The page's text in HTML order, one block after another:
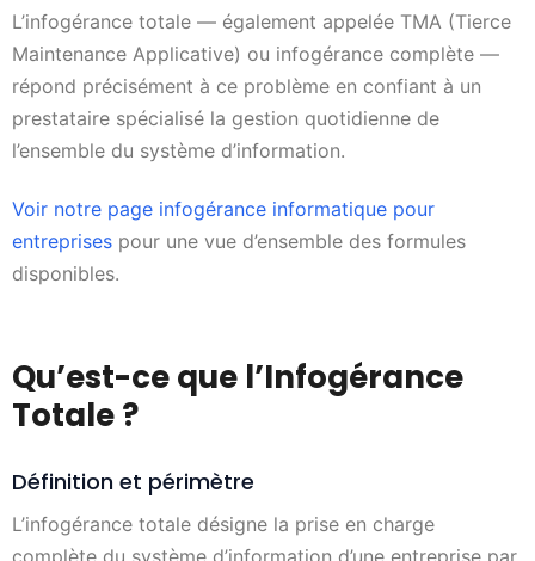
L’infogérance totale — également appelée TMA (Tierce
Maintenance Applicative) ou infogérance complète —
répond précisément à ce problème en confiant à un
prestataire spécialisé la gestion quotidienne de
l’ensemble du système d’information.
Voir notre page infogérance informatique pour
entreprises pour une vue d’ensemble des formules
disponibles.
Qu’est-ce que l’Infogérance
Totale ?
Définition et périmètre
L’infogérance totale désigne la prise en charge
complète du système d’information d’une entreprise par